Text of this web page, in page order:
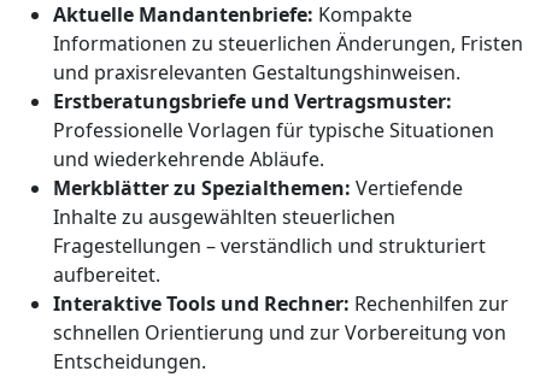
Aktuelle Mandantenbriefe: Kompakte
Informationen zu steuerlichen Änderungen, Fristen
und praxisrelevanten Gestaltungshinweisen.
Erstberatungsbriefe und Vertragsmuster:
Professionelle Vorlagen für typische Situationen
und wiederkehrende Abläufe.
Merkblätter zu Spezialthemen: Vertiefende
Inhalte zu ausgewählten steuerlichen
Fragestellungen – verständlich und strukturiert
aufbereitet.
Interaktive Tools und Rechner: Rechenhilfen zur
schnellen Orientierung und zur Vorbereitung von
Entscheidungen.